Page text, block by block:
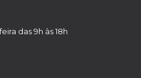
das 9h às 18h